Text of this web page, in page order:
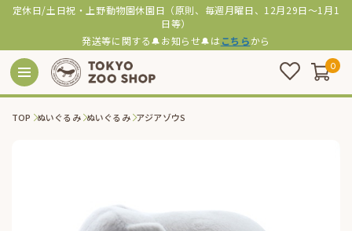
定休日/土日祝・上野動物園休園日（原則、毎週月曜日、12月29日～1月1
日等）
発送等に関する🔔お知らせ🔔は こちらから
0
TOP ぬいぐるみ ぬいぐるみ アジアゾウS